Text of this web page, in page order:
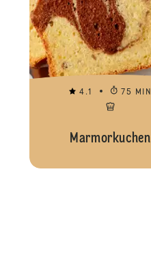
4.1 75 MIN
Marmorkuchen